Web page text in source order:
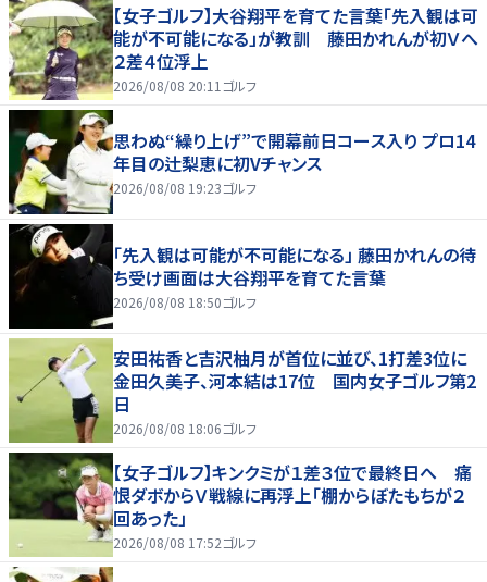
【女子ゴルフ】大谷翔平を育てた言葉「先入観は可
能が不可能になる」が教訓 藤田かれんが初Ｖへ
２差４位浮上
2026/08/08 20:11 ゴルフ
思わぬ“繰り上げ”で開幕前日コース入り プロ14
年目の辻梨恵に初Vチャンス
2026/08/08 19:23ゴルフ
「先入観は可能が不可能になる」 藤田かれんの待
ち受け画面は大谷翔平を育てた言葉
2026/08/08 18:50ゴルフ
安田祐香と吉沢柚月が首位に並び、1打差3位に
金田久美子、河本結は17位 国内女子ゴルフ第2
日
2026/08/08 18:06ゴルフ
【女子ゴルフ】キンクミが１差３位で最終日へ 痛
恨ダボからＶ戦線に再浮上「棚からぼたもちが２
回あった」
2026/08/08 17:52ゴルフ